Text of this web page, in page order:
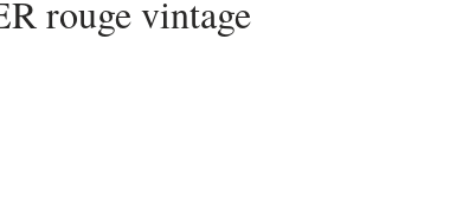
rouge vintage